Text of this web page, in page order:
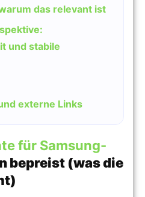
das relevant ist
und stabile
externe Links
für Samsung-
bepreist (was die